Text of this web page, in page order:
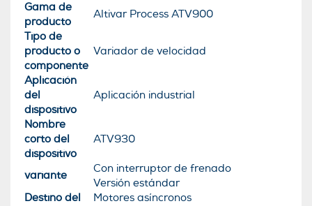
Gama de
producto
Altivar Process ATV900
Tipo de
producto o
componente
Variador de velocidad
Aplicación
del
dispositivo
Aplicación industrial
Nombre
corto del
dispositivo
ATV930
variante
Con interruptor de frenado
Versión estándar
Destino del
Motores asíncronos